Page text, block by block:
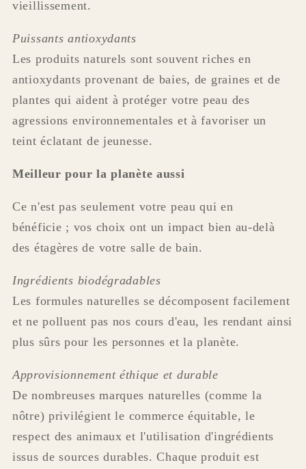
vieillissement.
Puissants antioxydants
Les produits naturels sont souvent riches en
antioxydants provenant de baies, de graines et de
plantes qui aident à protéger votre peau des
agressions environnementales et à favoriser un
teint éclatant de jeunesse.
Meilleur pour la planète aussi
Ce n'est pas seulement votre peau qui en
bénéficie ; vos choix ont un impact bien au-delà
des étagères de votre salle de bain.
Ingrédients biodégradables
Les formules naturelles se décomposent facilement
et ne polluent pas nos cours d'eau, les rendant ainsi
plus sûrs pour les personnes et la planète.
Approvisionnement éthique et durable
De nombreuses marques naturelles (comme la
nôtre) privilégient le commerce équitable, le
respect des animaux et l'utilisation d'ingrédients
issus de sources durables. Chaque produit est